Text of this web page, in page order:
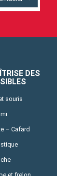
DES
souris
– Cafard